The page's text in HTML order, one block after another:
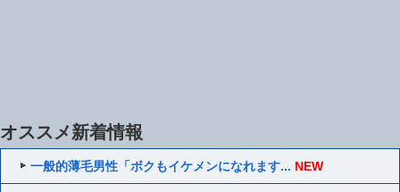
オススメ新着情報
一般的薄毛男性「ボクもイケメンになれます... NEW